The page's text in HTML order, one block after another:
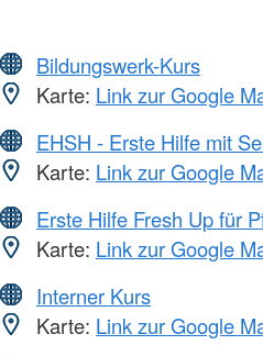
Bildungswerk-Kurs
Karte: Link zur Google
EHSH - Erste Hilfe mit
Karte: Link zur Google
Erste Hilfe Fresh Up für
Karte: Link zur Google
Interner Kurs
Karte: Link zur Google